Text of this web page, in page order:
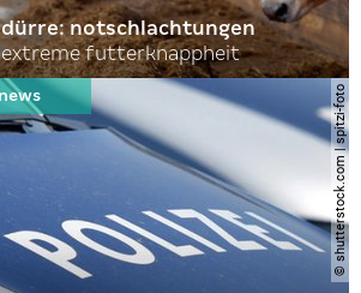
dürre: notschlachtungen
extreme futterknappheit
© shutterstock.com | spitzi-foto